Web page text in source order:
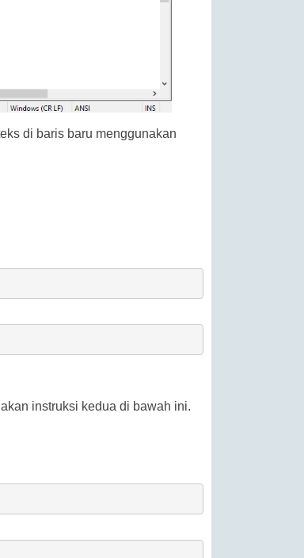
di baris baru menggunakan
instruksi kedua di bawah ini.